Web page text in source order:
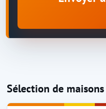
Sélection de